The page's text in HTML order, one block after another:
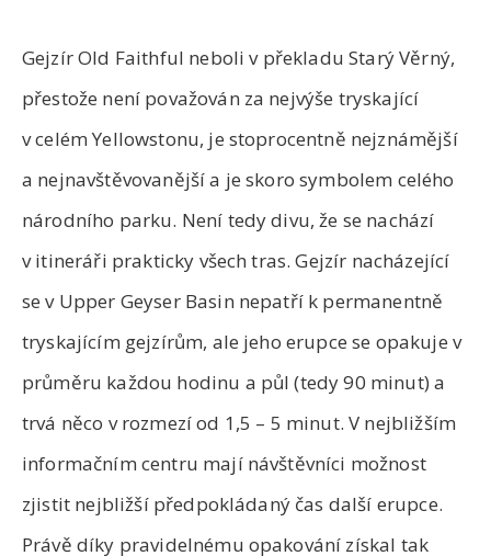
Gejzír Old Faithful neboli v překladu Starý Věrný,
přestože není považován za nejvýše tryskající
v celém Yellowstonu, je stoprocentně nejznámější
a nejnavštěvovanější a je skoro symbolem celého
národního parku. Není tedy divu, že se nachází
v itineráři prakticky všech tras. Gejzír nacházející
se v Upper Geyser Basin nepatří k permanentně
tryskajícím gejzírům, ale jeho erupce se opakuje v
průměru každou hodinu a půl (tedy 90 minut) a
trvá něco v rozmezí od 1,5 – 5 minut. V nejbližším
informačním centru mají návštěvníci možnost
zjistit nejbližší předpokládaný čas další erupce.
Právě díky pravidelnému opakování získal tak